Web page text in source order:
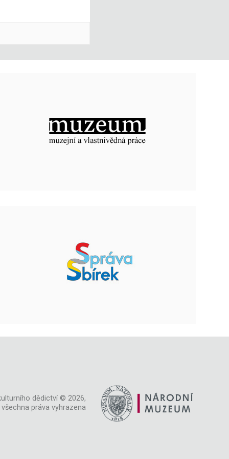
dědictví © 2026,
všechna práva vyhrazena